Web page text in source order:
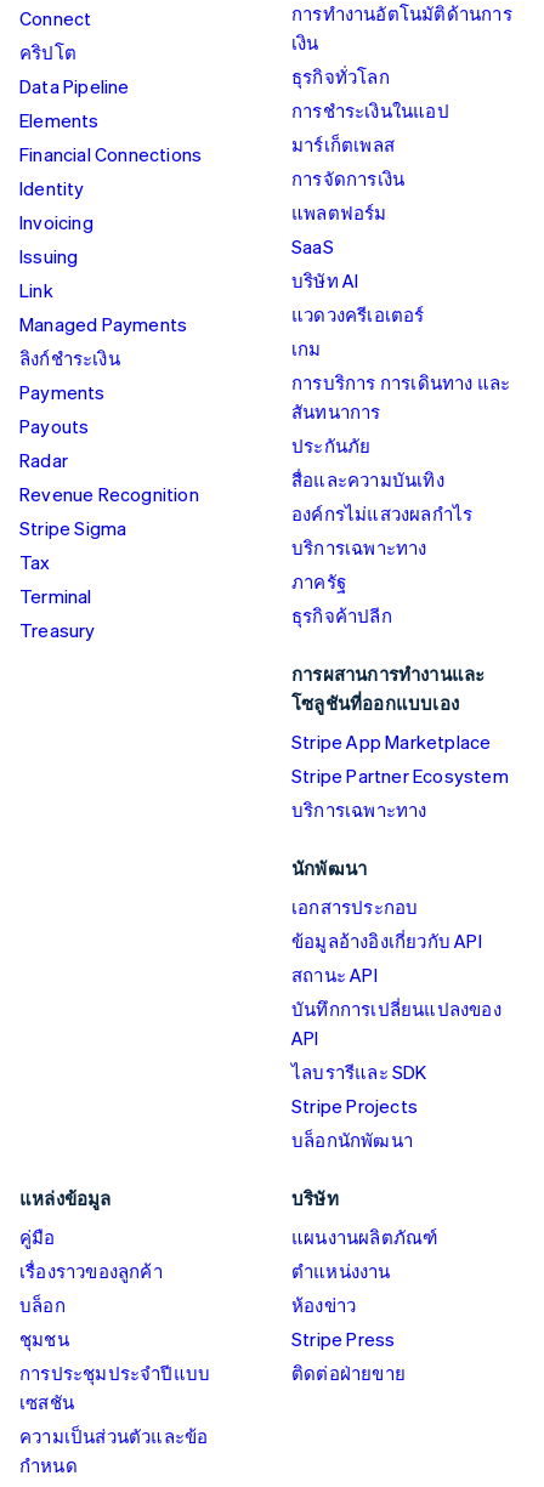
Connect
คริปโต
Data Pipeline
Elements
Financial Connections
Identity
Invoicing
Issuing
Link
Managed Payments
ลิงก์ชำระเงิน
Payments
Payouts
Radar
Revenue Recognition
Stripe Sigma
Tax
Terminal
Treasury
การทำงานอัตโนมัติด้านการ
เงิน
ธุรกิจทั่วโลก
การชำระเงินในแอป
มาร์เก็ตเพลส
การจัดการเงิน
แพลตฟอร์ม
SaaS
บริษัท AI
แวดวงครีเอเตอร์
เกม
การบริการ การเดินทาง และ
สันทนาการ
ประกันภัย
สื่อและความบันเทิง
องค์กรไม่แสวงผลกำไร
บริการเฉพาะทาง
ภาครัฐ
ธุรกิจค้าปลีก
การผสานการทำงานและ
โซลูชันที่ออกแบบเอง
Stripe App Marketplace
Stripe Partner Ecosystem
บริการเฉพาะทาง
นักพัฒนา
เอกสารประกอบ
ข้อมูลอ้างอิงเกี่ยวกับ API
สถานะ API
บันทึกการเปลี่ยนแปลงของ
API
ไลบรารีและ SDK
Stripe Projects
บล็อกนักพัฒนา
แหล่งข้อมูล
คู่มือ
เรื่องราวของลูกค้า
บล็อก
ชุมชน
การประชุมประจำปีแบบ
เซสชัน
ความเป็นส่วนตัวและข้อ
กำหนด
บริษัท
แผนงานผลิตภัณฑ์
ตำแหน่งงาน
ห้องข่าว
Stripe Press
ติดต่อฝ่ายขาย